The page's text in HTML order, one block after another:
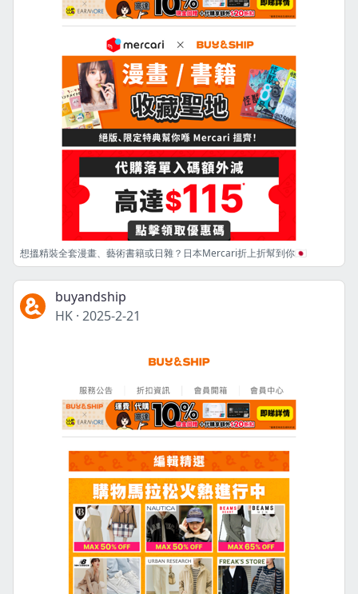
想搵精裝全套漫畫、藝術書籍或日雜？日本Mercari折上折幫到你🇯🇵
buyandship
HK · 2025-2-21